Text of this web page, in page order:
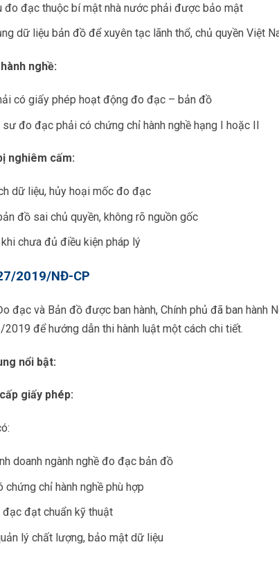
đo đạc thuộc bí mật nhà nước phải được bảo mật
dữ liệu bản đồ để xuyên tạc lãnh thổ, chủ quyền Việt
nghề:
có giấy phép hoạt động đo đạc – bản đồ
sư đo đạc phải có chứng chỉ hành nghề hạng I hoặc II
nghiêm cấm:
dữ liệu, hủy hoại mốc đo đạc
đồ sai chủ quyền, không rõ nguồn gốc
khi chưa đủ điều kiện pháp lý
2019/NĐ-CP
đạc và Bản đồ được ban hành, Chính phủ đã ban
để hướng dẫn thi hành luật một cách chi tiết.
nổi bật:
giấy phép:
doanh ngành nghề đo đạc bản đồ
chứng chỉ hành nghề phù hợp
đạt chuẩn kỹ thuật
lý chất lượng, bảo mật dữ liệu